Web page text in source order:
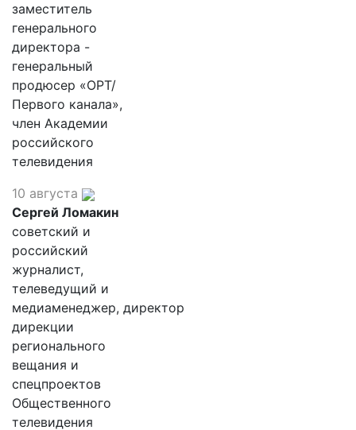
заместитель
генерального
директора -
генеральный
продюсер «ОРТ/
Первого канала»,
член Академии
российского
телевидения
10 августа
Сергей Ломакин
советский и
российский
журналист,
телеведущий и
медиаменеджер, директор
дирекции
регионального
вещания и
спецпроектов
Общественного
телевидения